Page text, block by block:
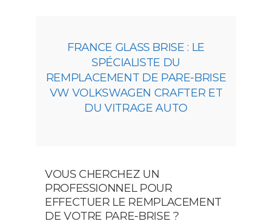
FRANCE GLASS BRISE : LE
SPÉCIALISTE DU
REMPLACEMENT DE PARE-BRISE
VW VOLKSWAGEN CRAFTER ET
DU VITRAGE AUTO
VOUS CHERCHEZ UN
PROFESSIONNEL POUR
EFFECTUER LE REMPLACEMENT
DE VOTRE PARE-BRISE ?